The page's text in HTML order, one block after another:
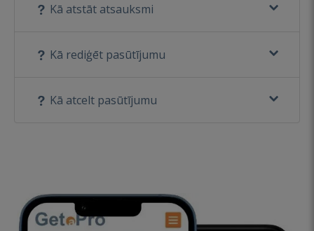
Kā atstāt atsauksmi
Kā rediģēt pasūtījumu
Kā atcelt pasūtījumu